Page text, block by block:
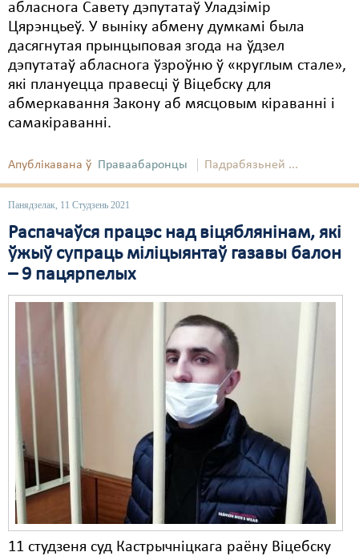
абласнога Савету дэпутатаў Уладзімір
Цярэнцьеў. У выніку абмену думкамі была
дасягнутая прынцыповая згода на ўдзел
дэпутатаў абласнога ўзроўню ў «круглым стале»,
які плануецца правесці ў Віцебску для
абмеркавання Закону аб мясцовым кіраванні і
самакіраванні.
Апублікавана ў Праваабаронцы Падрабязьней ...
Панядзелак, 11 Студзень 2021
Распачаўся працэс над віцяблянінам, які
ўжыў супраць міліцыянтаў газавы балон
– 9 пацярпелых
11 студзеня суд Кастрычніцкага раёну Віцебску